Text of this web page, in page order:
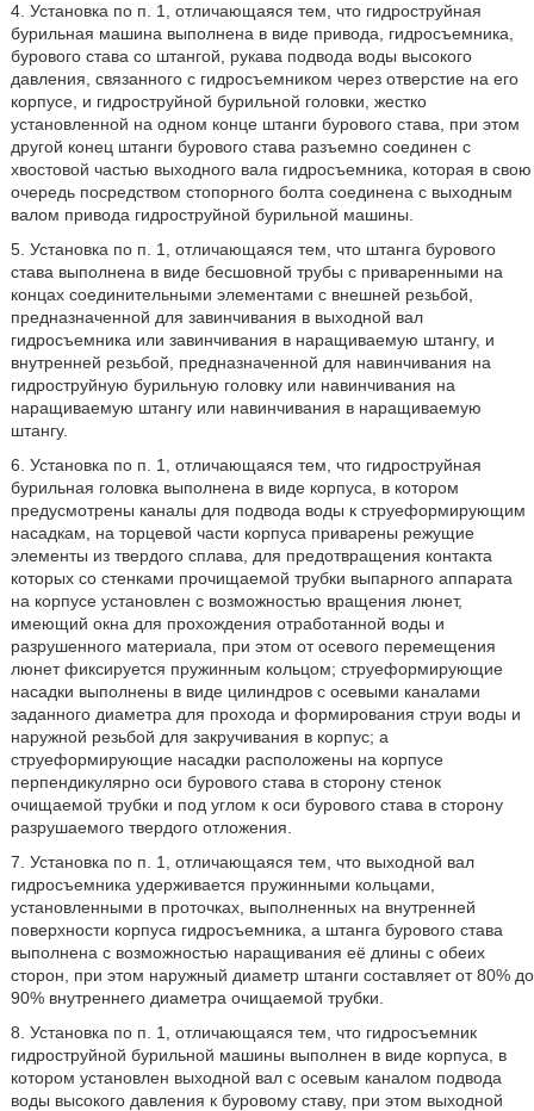
4. Установка по п. 1, отличающаяся тем, что гидроструйная
бурильная машина выполнена в виде привода, гидросъемника,
бурового става со штангой, рукава подвода воды высокого
давления, связанного с гидросъемником через отверстие на его
корпусе, и гидроструйной бурильной головки, жестко
установленной на одном конце штанги бурового става, при этом
другой конец штанги бурового става разъемно соединен с
хвостовой частью выходного вала гидросъемника, которая в свою
очередь посредством стопорного болта соединена с выходным
валом привода гидроструйной бурильной машины.
5. Установка по п. 1, отличающаяся тем, что штанга бурового
става выполнена в виде бесшовной трубы с приваренными на
концах соединительными элементами с внешней резьбой,
предназначенной для завинчивания в выходной вал
гидросъемника или завинчивания в наращиваемую штангу, и
внутренней резьбой, предназначенной для навинчивания на
гидроструйную бурильную головку или навинчивания на
наращиваемую штангу или навинчивания в наращиваемую
штангу.
6. Установка по п. 1, отличающаяся тем, что гидроструйная
бурильная головка выполнена в виде корпуса, в котором
предусмотрены каналы для подвода воды к струеформирующим
насадкам, на торцевой части корпуса приварены режущие
элементы из твердого сплава, для предотвращения контакта
которых со стенками прочищаемой трубки выпарного аппарата
на корпусе установлен с возможностью вращения люнет,
имеющий окна для прохождения отработанной воды и
разрушенного материала, при этом от осевого перемещения
люнет фиксируется пружинным кольцом; струеформирующие
насадки выполнены в виде цилиндров с осевыми каналами
заданного диаметра для прохода и формирования струи воды и
наружной резьбой для закручивания в корпус; а
струеформирующие насадки расположены на корпусе
перпендикулярно оси бурового става в сторону стенок
очищаемой трубки и под углом к оси бурового става в сторону
разрушаемого твердого отложения.
7. Установка по п. 1, отличающаяся тем, что выходной вал
гидросъемника удерживается пружинными кольцами,
установленными в проточках, выполненных на внутренней
поверхности корпуса гидросъемника, а штанга бурового става
выполнена с возможностью наращивания её длины с обеих
сторон, при этом наружный диаметр штанги составляет от 80% до
90% внутреннего диаметра очищаемой трубки.
8. Установка по п. 1, отличающаяся тем, что гидросъемник
гидроструйной бурильной машины выполнен в виде корпуса, в
котором установлен выходной вал с осевым каналом подвода
воды высокого давления к буровому ставу, при этом выходной